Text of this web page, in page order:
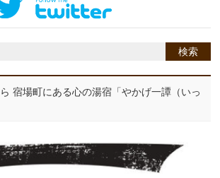
宿場町にある心の湯宿「やかげ一譚（いっ